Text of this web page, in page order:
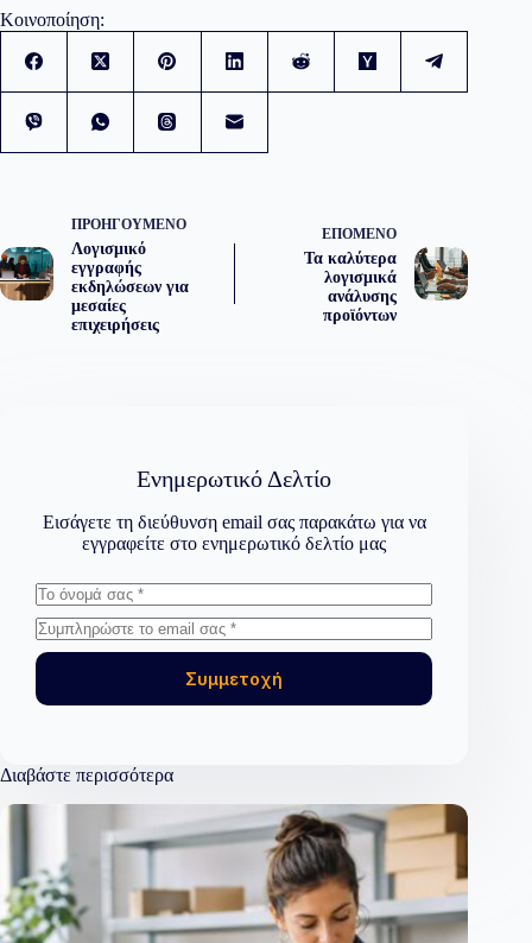
Κοινοποίηση:
ΠΡΟΗΓΟΎΜΕΝΟ
Λογισμικό
εγγραφής
εκδηλώσεων για
μεσαίες
επιχειρήσεις
ΕΠΌΜΕΝΟ
Τα καλύτερα
λογισμικά
ανάλυσης
προϊόντων
Ενημερωτικό Δελτίο
Εισάγετε τη διεύθυνση email σας παρακάτω για να
εγγραφείτε στο ενημερωτικό δελτίο μας
Συμμετοχή
Διαβάστε περισσότερα